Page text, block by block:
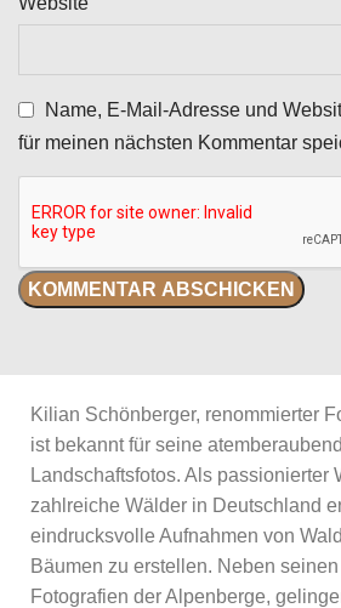
Name, E-Mail-Adresse und
für meinen nächsten Kommentar
Kilian Schönberger, renommierter
ist bekannt für seine
Landschaftsfotos. Als passionierter
zahlreiche Wälder in Deutschland
eindrucksvolle Aufnahmen von
Bäumen zu erstellen. Neben
Fotografien der Alpenberge,